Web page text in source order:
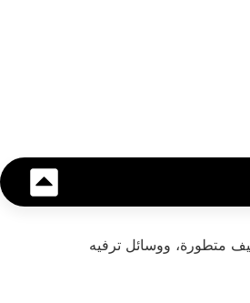
راحة، أنظمة تكييف متطورة، ووسائل ترفيه